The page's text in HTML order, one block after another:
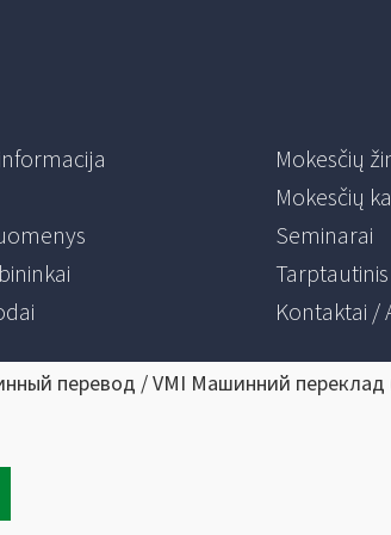
Mokesčių
Mokesčių
Seminarai
Kontaktai /
перевод / VMI Машинний переклад